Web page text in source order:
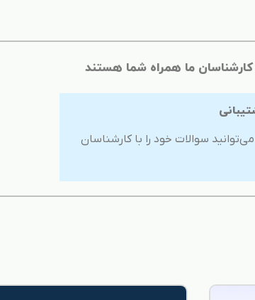
ما همراه شما هستند
سوالات خود را با کارشناسان